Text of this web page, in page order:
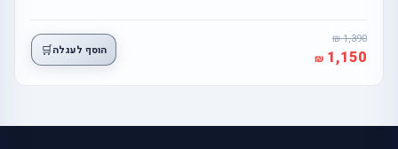
1,390
1,150 הוסף לעגלה🛒